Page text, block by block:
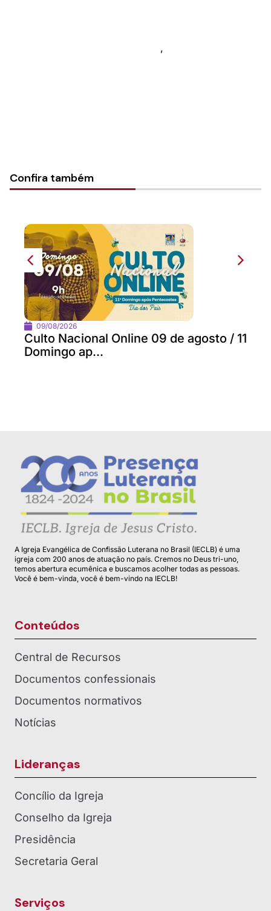
,
Confira também
09/08/2026
Culto Nacional Online 09 de agosto / 11
Domingo ap...
A Igreja Evangélica de Confissão Luterana no Brasil (IECLB) é uma
igreja com 200 anos de atuação no país. Cremos no Deus tri-uno,
temos abertura ecumênica e buscamos acolher todas as pessoas.
Você é bem-vinda, você é bem-vindo na IECLB!
Conteúdos
Central de Recursos
Documentos confessionais
Documentos normativos
Notícias
Lideranças
Concílio da Igreja
Conselho da Igreja
Presidência
Secretaria Geral
Serviços